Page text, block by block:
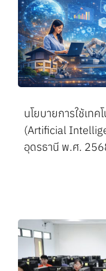
นโยบายการใช้เท
(Artificial
อุดรธานี พ.ศ.